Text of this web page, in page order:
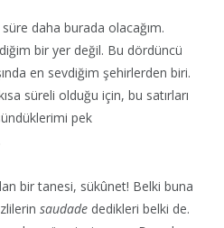
daha burada olacağım.
bir yer değil. Bu dördüncü
en sevdiğim şehirlerden biri.
süreli olduğu için, bu satırları
pek
bir tanesi, sükûnet! Belki buna
saudade dedikleri belki de.